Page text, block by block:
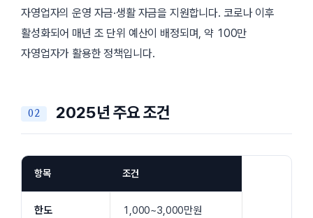
자영업자의 운영 자금·생활 자금을 지원합니다. 코로나 이후
활성화되어 매년 조 단위 예산이 배정되며, 약 100만
자영업자가 활용한 정책입니다.
2025년 주요 조건
항목 조건
한도 1,000~3,000만원